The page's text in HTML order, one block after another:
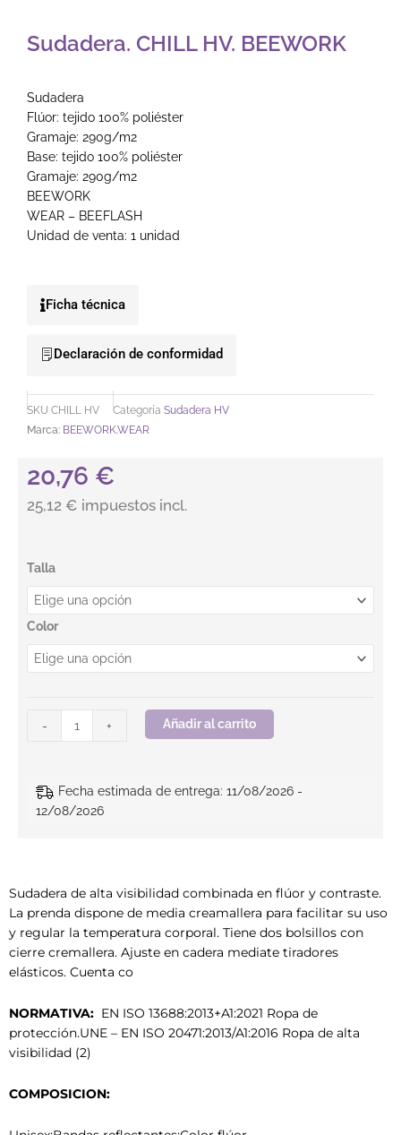
Sudadera. CHILL HV. BEEWORK
Sudadera
Flúor: tejido 100% poliéster
Gramaje: 290g/m2
Base: tejido 100% poliéster
Gramaje: 290g/m2
BEEWORK
WEAR – BEEFLASH
Unidad de venta: 1 unidad
Ficha técnica
Declaración de conformidad
SKU CHILL HV Categoría Sudadera HV
Marca: BEEWORK.WEAR
20,76 €
25,12 € impuestos incl.
Talla
Color
-
Sudadera. CHILL HV. BEEWORK cantidad
+ Añadir al carrito
Fecha estimada de entrega: 11/08/2026 -
12/08/2026
Sudadera de alta visibilidad combinada en flúor y contraste.
La prenda dispone de media creamallera para facilitar su uso
y regular la temperatura corporal. Tiene dos bolsillos con
cierre cremallera. Ajuste en cadera mediate tiradores
elásticos. Cuenta co
NORMATIVA: EN ISO 13688:2013+A1:2021 Ropa de
protección.UNE – EN ISO 20471:2013/A1:2016 Ropa de alta
visibilidad (2)
COMPOSICION: